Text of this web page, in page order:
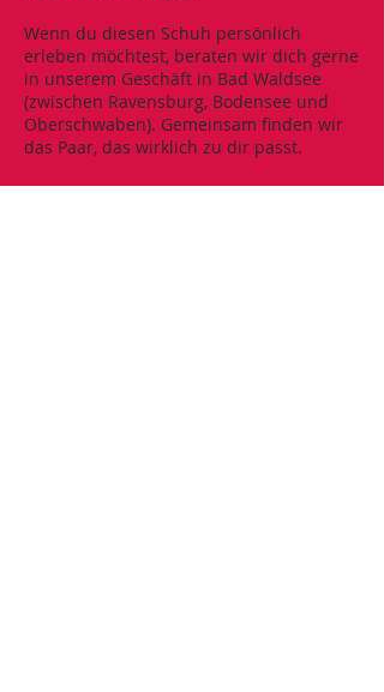
Wenn du diesen Schuh persönlich
erleben möchtest, beraten wir dich gerne
in unserem Geschäft in Bad Waldsee
(zwischen Ravensburg, Bodensee und
Oberschwaben). Gemeinsam finden wir
das Paar, das wirklich zu dir passt.